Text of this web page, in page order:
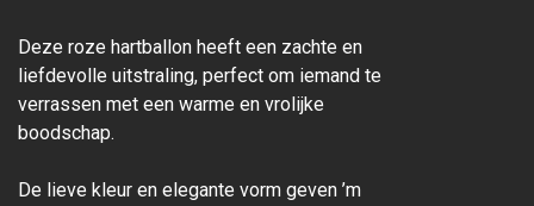
Deze roze hartballon heeft een zachte en
liefdevolle uitstraling, perfect om iemand te
verrassen met een warme en vrolijke
boodschap.
De lieve kleur en elegante vorm geven ’m